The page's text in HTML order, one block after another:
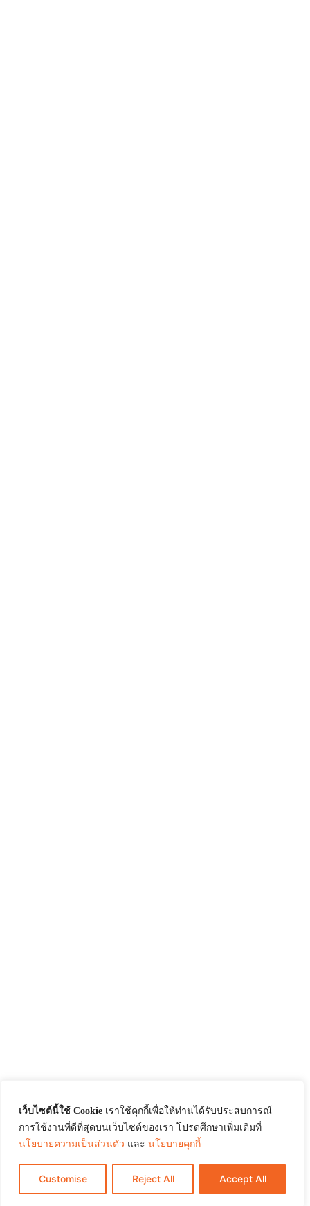
เว็บไซต์นี้ใช้ Cookie เราใช้คุกกี้เพื่อให้ท่านได้รับประสบการณ์
การใช้งานที่ดีที่สุดบนเว็บไซต์ของเรา โปรดศึกษาเพิ่มเติมที่
นโยบายความเป็นส่วนตัว และ นโยบายคุกกี้
Customise Reject All Accept All